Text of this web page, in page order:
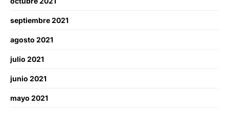
septiembre 2021
agosto 2021
julio 2021
junio 2021
mayo 2021